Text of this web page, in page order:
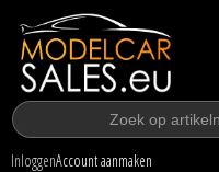
InloggenAccount aanmaken